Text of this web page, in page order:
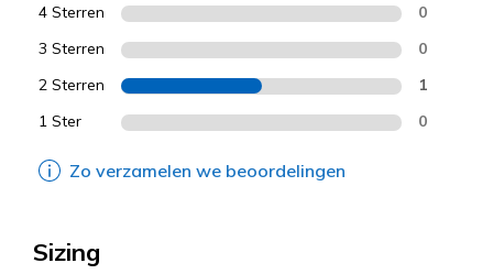
4 Sterren 0
3 Sterren 0
2 Sterren 1
1 Ster 0
Zo verzamelen we beoordelingen
Sizing